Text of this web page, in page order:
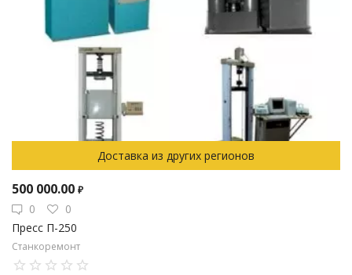
Доставка из других регионов
500 000.00 ₽
0
0
Пресс П-250
Станкоремонт